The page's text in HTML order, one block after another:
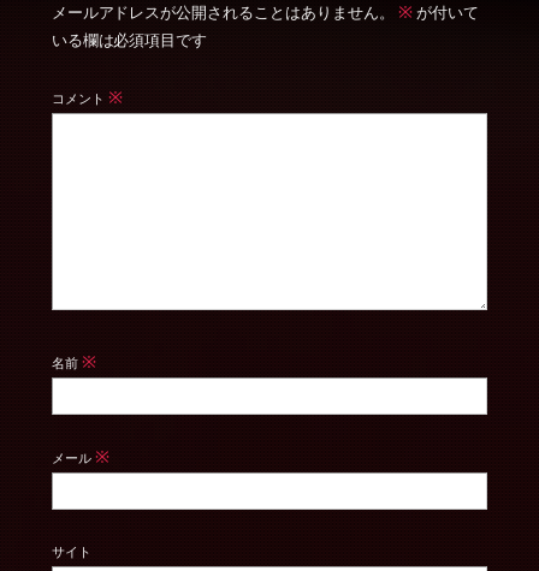
メールアドレスが公開されることはありません。 ※ が付いて
いる欄は必須項目です
コメント ※
名前 ※
メール ※
サイト